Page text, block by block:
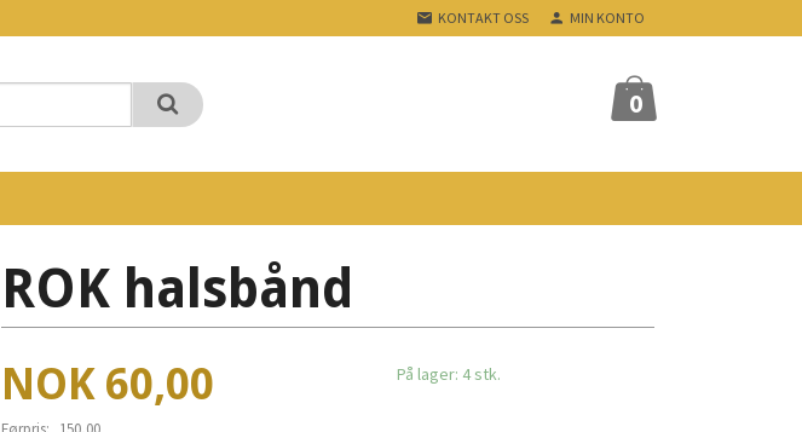
KONTAKT OSS MIN KONTO
0
ROK halsbånd
Tilbud
NOK 60,00 På lager: 4 stk.